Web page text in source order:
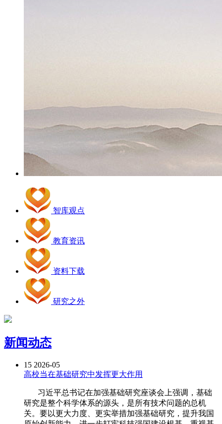
智库观点
教育资讯
资料下载
研究之外
新闻动态
15 2026-05
高校当在基础研究中发挥更大作用
习近平总书记在加强基础研究座谈会上强调，基础
研究是整个科学体系的源头，是所有技术问题的总机
关。要以更大力度、更实举措加强基础研究，提升我国